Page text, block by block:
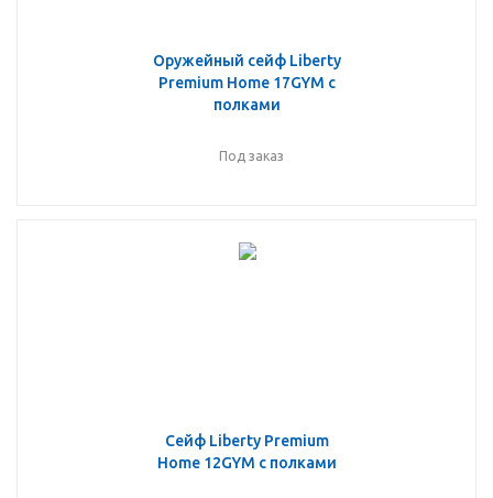
Оружейный сейф Liberty
Premium Home 17GYM с
полками
Под заказ
Сейф Liberty Premium
Home 12GYM с полками